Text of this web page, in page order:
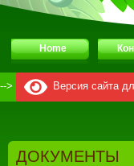
Home
--> Версия сайта
ДОКУМЕНТЫ